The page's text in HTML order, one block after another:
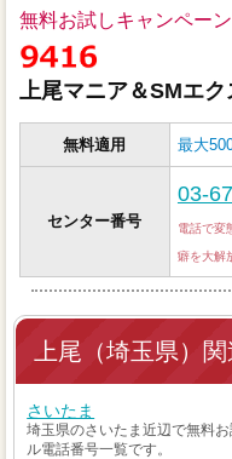
無料お試しキャンペー
上尾マニア＆SMエ
無料適用 最大
センター番号
03-
電話で変
癖を大解
上尾（埼玉県）
さいたま
埼玉県のさいたま近辺で無料
ル電話番号一覧です。